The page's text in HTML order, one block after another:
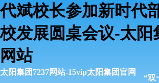
代斌校长参加新时代
校发展圆桌会议-太阳
网站
太阳集团7237网站-15vip太阳集团官网
“双